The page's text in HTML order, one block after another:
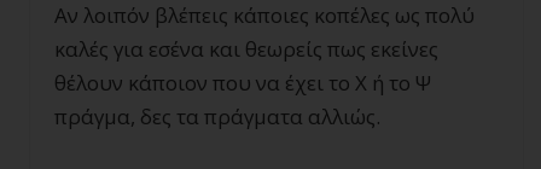
Αν λοιπόν βλέπεις κάποιες κοπέλες ως πολύ
καλές για εσένα και θεωρείς πως εκείνες
θέλουν κάποιον που να έχει το Χ ή το Ψ
πράγμα, δες τα πράγματα αλλιώς.